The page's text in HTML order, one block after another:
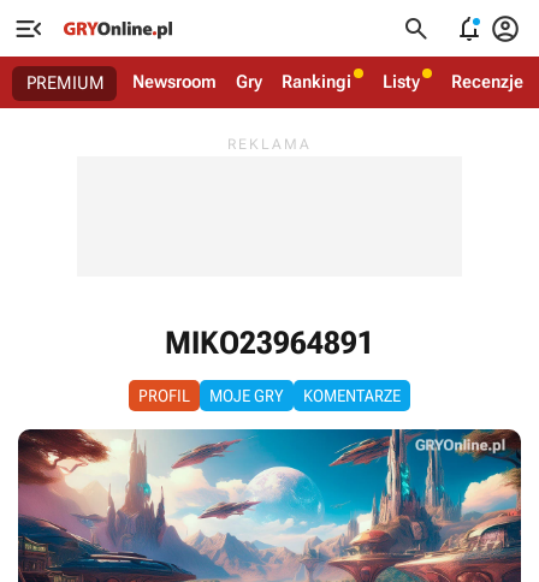
   
PREMIUM Newsroom Gry Rankingi Listy Recenzje
MIKO23964891
PROFIL MOJE GRY KOMENTARZE